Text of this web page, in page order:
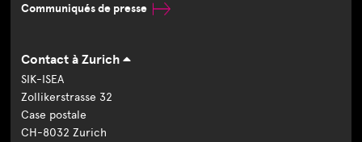
Communiqués de presse
Contact à Zurich
SIK-ISEA
Zollikerstrasse 32
Case postale
CH-8032 Zurich